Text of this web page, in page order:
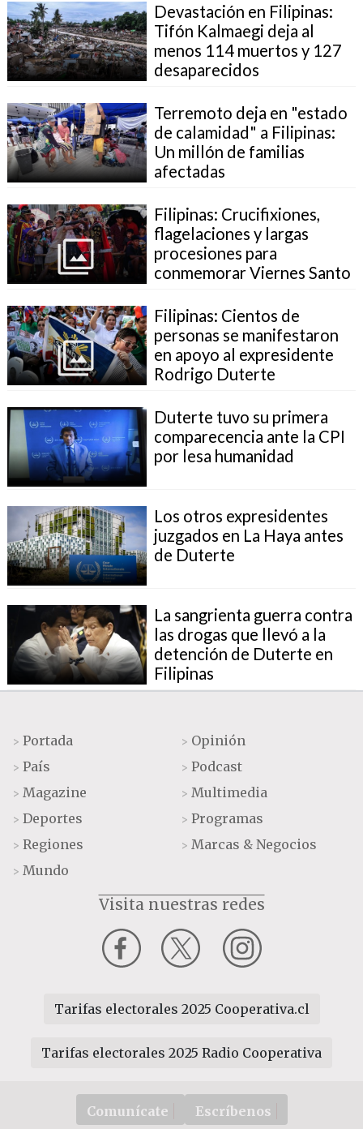
Devastación en Filipinas:
Tifón Kalmaegi deja al
menos 114 muertos y 127
desaparecidos
Terremoto deja en "estado
de calamidad" a Filipinas:
Un millón de familias
afectadas
Filipinas: Crucifixiones,
flagelaciones y largas
procesiones para
conmemorar Viernes Santo
Filipinas: Cientos de
personas se manifestaron
en apoyo al expresidente
Rodrigo Duterte
Duterte tuvo su primera
comparecencia ante la CPI
por lesa humanidad
Los otros expresidentes
juzgados en La Haya antes
de Duterte
La sangrienta guerra contra
las drogas que llevó a la
detención de Duterte en
Filipinas
> Portada
> País
> Magazine
> Deportes
> Regiones
> Mundo
> Opinión
> Podcast
> Multimedia
> Programas
> Marcas & Negocios
Visita nuestras redes
Tarifas electorales 2025 Cooperativa.cl
Tarifas electorales 2025 Radio Cooperativa
Comunícate Escríbenos